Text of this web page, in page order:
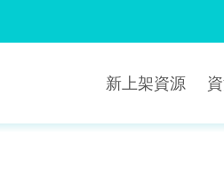
新上架資源